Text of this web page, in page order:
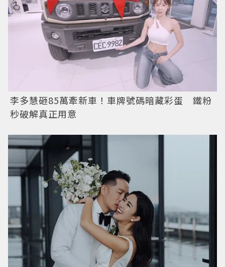
李多慧砸85萬牽新車！車牌號碼暗藏彩蛋 鐵粉
秒破解真正用意